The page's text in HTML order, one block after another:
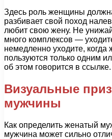
Здесь роль женщины
разбивает свой поход
любит свою жену. Не
много комплексов —
немедленно уходите,
пользуются только одним
об этом говорится в ссылке.
Визуальные
мужчины
Как определить женатый
мужчина может сильно